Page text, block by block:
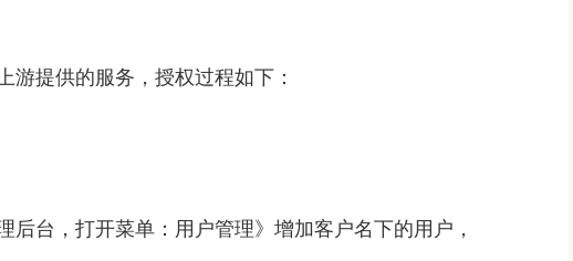
游提供的服务，授权过程如下：
后台，打开菜单：用户管理》增加客户名下的用户，